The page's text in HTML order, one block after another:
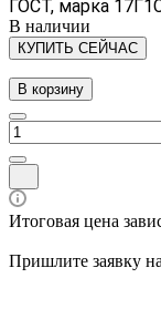
ГОСТ, марка
В наличии
КУПИТЬ СЕЙЧАС
В корзину
Итоговая цена
Пришлите заявку на